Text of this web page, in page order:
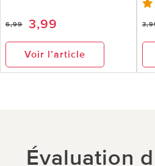
6,99 3,99
Voir l’article
Évaluation